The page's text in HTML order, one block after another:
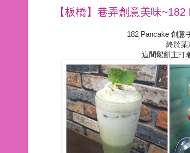
【板橋】巷弄創意美味
182 Pancake 創意
終於某
這間鬆餅主打